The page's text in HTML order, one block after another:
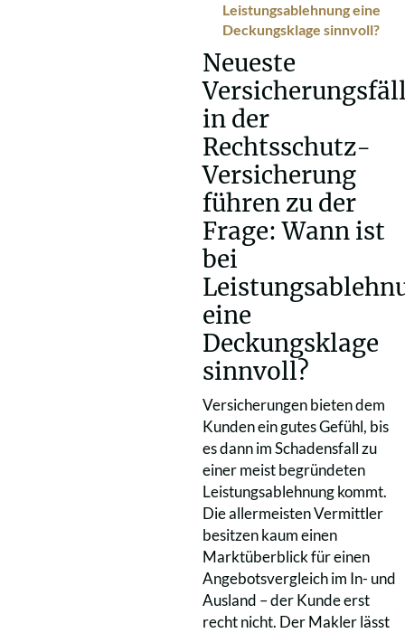
Leistungsablehnung eine
Deckungsklage sinnvoll?
Neueste
in der
Rechtsschutz-
Versicherung
führen zu der
Frage: Wann ist
bei
eine
Deckungsklage
sinnvoll?
Versicherungen bieten dem
Kunden ein gutes Gefühl, bis
es dann im Schadensfall zu
einer meist begründeten
Leistungsablehnung kommt.
Die allermeisten Vermittler
besitzen kaum einen
Marktüberblick für einen
Angebotsvergleich im In- und
Ausland – der Kunde erst
recht nicht. Der Makler lässt